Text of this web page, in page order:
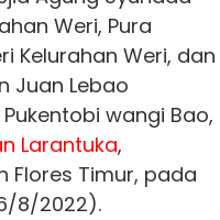
Weri, Pura
Kelurahan Weri, dan
Juan Lebao
wangi Bao,
Larantuka,
Flores Timur, pada
8/2022).